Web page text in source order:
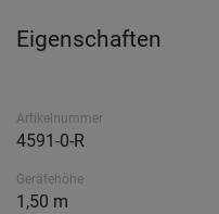
Eigenschaften
Artikelnummer
4591-0-R
Gerätehöhe
1,50 m